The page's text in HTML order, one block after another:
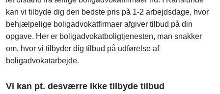
kan vi tilbyde dig den bedste pris på 1-2 arbejdsdage, hvor
behjælpelige boligadvokatfirmaer afgiver tilbud på din
opgave. Her er boligadvokatboligtjenesten, man snakker
om, hvor vi tilbyder dig tilbud på udførelse af
boligadvokatarbejde.
Vi kan pt. desværre ikke tilbyde tilbud